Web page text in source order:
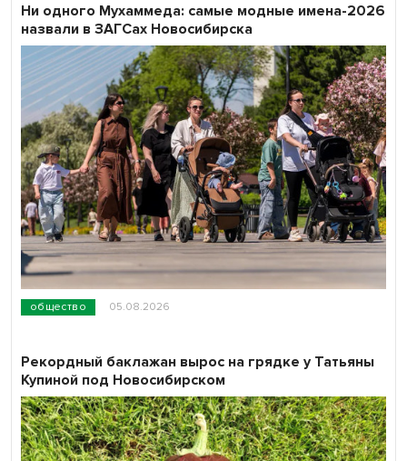
общество 05.08.2026
Ни одного Мухаммеда: самые модные имена-2026
назвали в ЗАГСах Новосибирска
Рекордный баклажан вырос на грядке у Татьяны
Купиной под Новосибирском